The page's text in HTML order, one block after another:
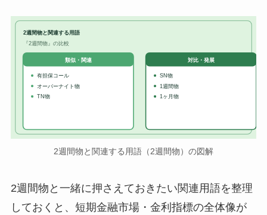
2週間物と関連する用語
『2週間物』の比較
類似・関連
有担保コール
オーバーナイト物
TN物
対比・発展
SN物
1週間物
1ヶ月物
2週間物と関連する用語（2週間物）の図解
2週間物と一緒に押さえておきたい関連用語を整理
しておくと、短期金融市場・金利指標の全体像が